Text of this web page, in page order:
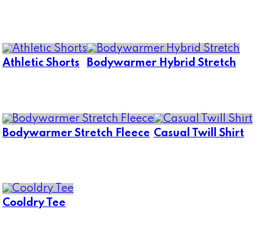
Athletic Shorts Bodywarmer Hybrid Stretch
Bodywarmer Stretch Fleece Casual Twill Shirt
Cooldry Tee